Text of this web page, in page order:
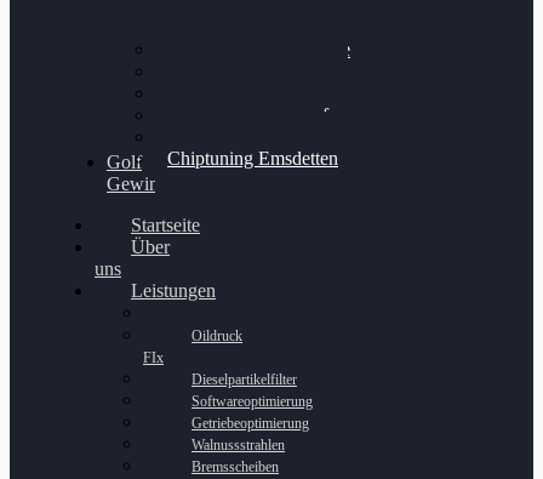
Bilgenroth Performance
Chiptuning Schüttorf
Chiptuning Emsdetten
Golf
Gewinnspiel
Startseite
Über
uns
Leistungen
Oildruck
FIx
Dieselpartikelfilter
Softwareoptimierung
Getriebeoptimierung
Walnussstrahlen
Bremsscheiben